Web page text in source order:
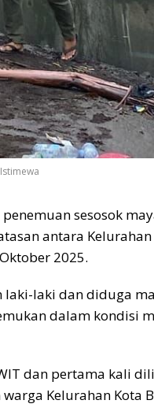
sesosok
antara
2025.
laki dan diduga
dalam kondisi
dan pertama kali
Kelurahan Kota